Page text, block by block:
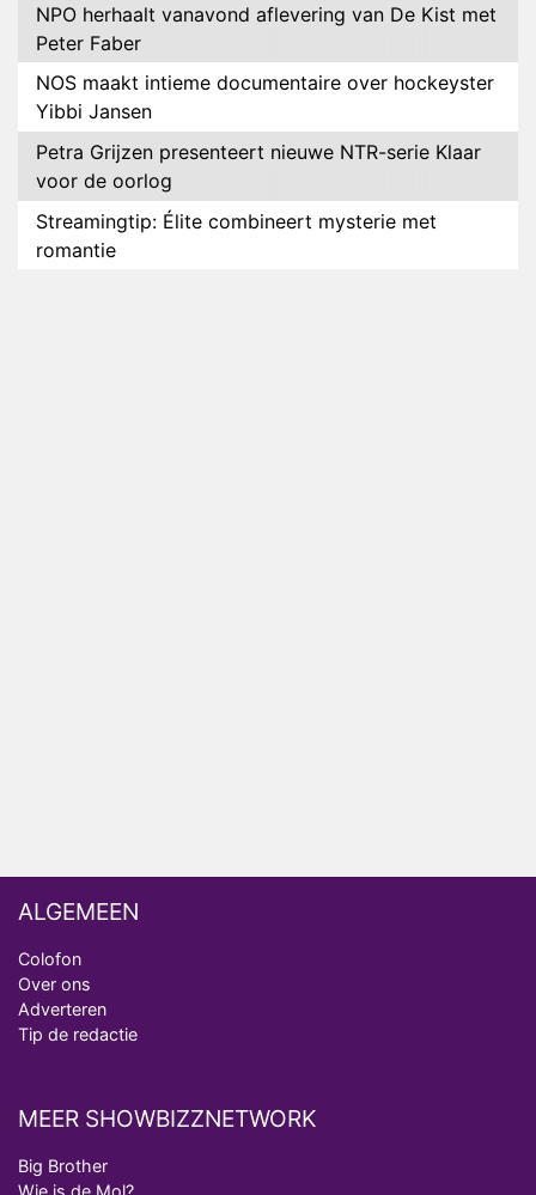
NPO herhaalt vanavond aflevering van De Kist met
Peter Faber
NOS maakt intieme documentaire over hockeyster
Yibbi Jansen
Petra Grijzen presenteert nieuwe NTR-serie Klaar
voor de oorlog
Streamingtip: Élite combineert mysterie met
romantie
ALGEMEEN
Colofon
Over ons
Adverteren
Tip de redactie
MEER SHOWBIZZNETWORK
Big Brother